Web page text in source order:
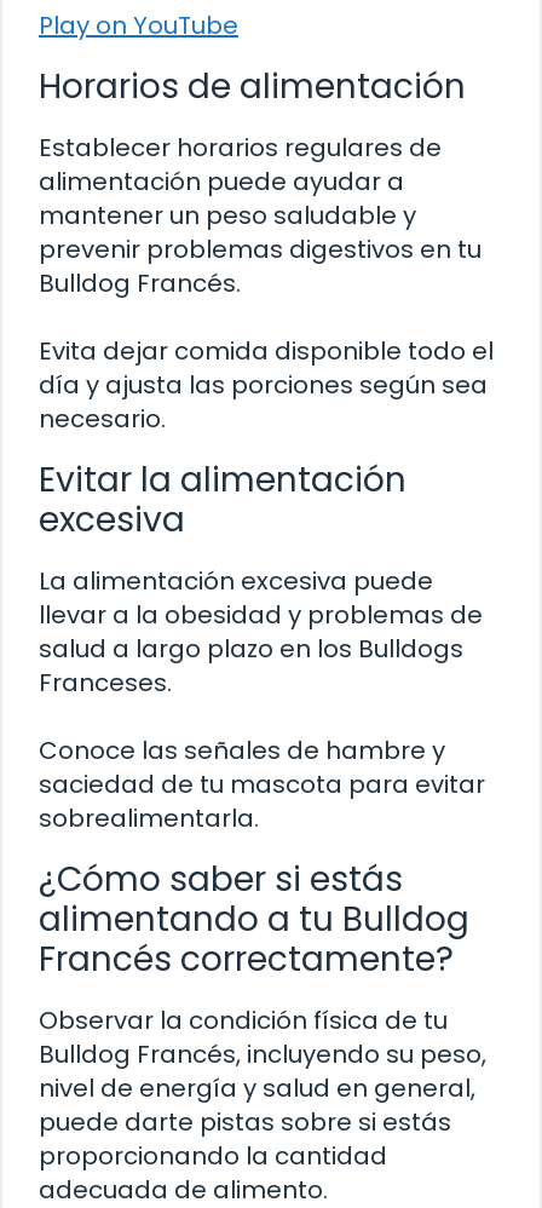
Play on YouTube
Horarios de alimentación
Establecer horarios regulares de
alimentación puede ayudar a
mantener un peso saludable y
prevenir problemas digestivos en tu
Bulldog Francés.
Evita dejar comida disponible todo el
día y ajusta las porciones según sea
necesario.
Evitar la alimentación
excesiva
La alimentación excesiva puede
llevar a la obesidad y problemas de
salud a largo plazo en los Bulldogs
Franceses.
Conoce las señales de hambre y
saciedad de tu mascota para evitar
sobrealimentarla.
¿Cómo saber si estás
alimentando a tu Bulldog
Francés correctamente?
Observar la condición física de tu
Bulldog Francés, incluyendo su peso,
nivel de energía y salud en general,
puede darte pistas sobre si estás
proporcionando la cantidad
adecuada de alimento.